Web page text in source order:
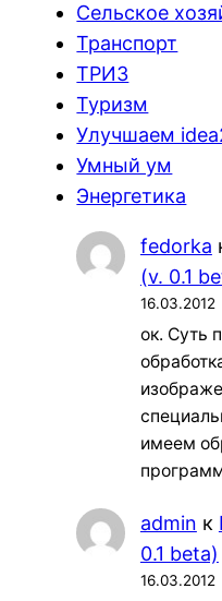
Сельское
Транспорт
ТРИЗ
Туризм
Улучшаем
Умный ум
Энергетика
fedorka
(v. 0.1
16.03.2012
ок. Суть
имеем
admin к
0.1 beta)
16.03.2012